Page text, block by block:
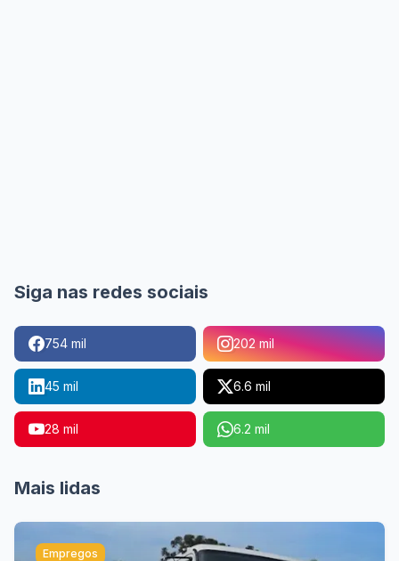
Siga nas redes sociais
754 mil 202 mil
45 mil 6.6 mil
28 mil 6.2 mil
Mais lidas
Empregos